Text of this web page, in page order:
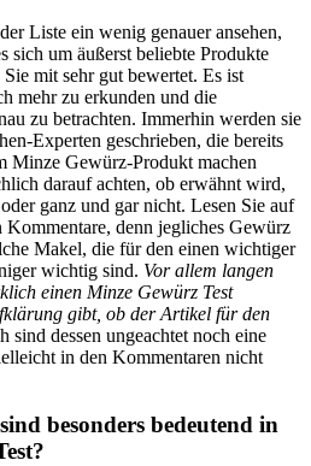
Liste ein wenig genauer ansehen,
sich um äußerst beliebte Produkte
mit sehr gut bewertet. Es ist
mehr zu erkunden und die
zu betrachten. Immerhin werden sie
Experten geschrieben, die bereits
Minze Gewürz-Produkt machen
darauf achten, ob erwähnt wird,
ganz und gar nicht. Lesen Sie auf
Kommentare, denn jegliches Gewürz
Makel, die für den einen wichtiger
wichtig sind. Vor allem langen
einen Minze Gewürz Test
gibt, ob der Artikel für den
sind dessen ungeachtet noch eine
in den Kommentaren nicht
besonders bedeutend in